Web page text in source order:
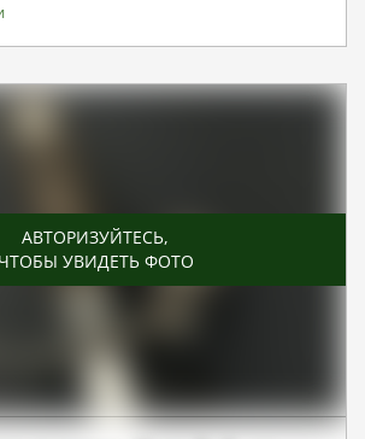
АВТОРИЗУЙТЕСЬ,
ЧТОБЫ УВИДЕТЬ ФОТО